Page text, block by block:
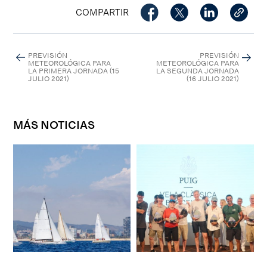
COMPARTIR
PREVISIÓN
METEOROLÓGICA PARA
LA PRIMERA JORNADA (15
JULIO 2021)
PREVISIÓN
METEOROLÓGICA PARA
LA SEGUNDA JORNADA
(16 JULIO 2021)
MÁS NOTICIAS